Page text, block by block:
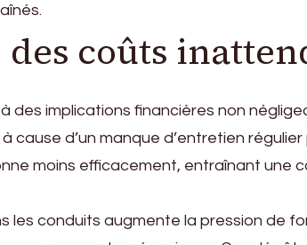
coûts
des implications financières non
cause d’un manque d’entretien
moins efficacement, entraînant
les conduits augmente la pression de